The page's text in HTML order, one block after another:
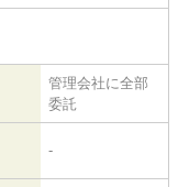
管理会社に全部
委託
-